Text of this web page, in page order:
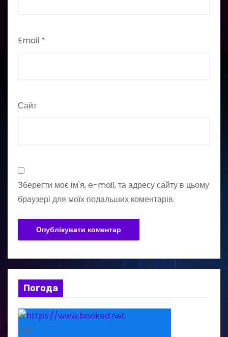
Email *
Сайт
Зберегти моє ім'я, e-mail, та адресу сайту в цьому
браузері для моїх подальших коментарів.
Погода
+27